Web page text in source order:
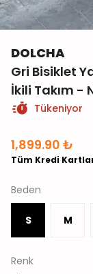
DOLCHA
Gri Bisiklet
İkili Takım -
Tükeniyor
1,899.90 ₺
Tüm Kredi
Beden
S M
Renk